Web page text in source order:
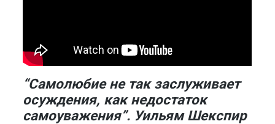
“Самолюбие не так заслуживает
осуждения, как недостаток
самоуважения”. Уильям Шекспир